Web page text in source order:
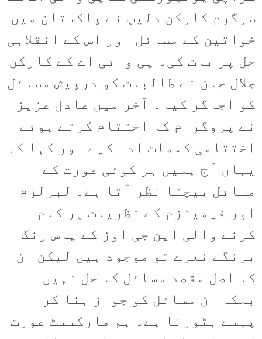
سرگرم کارکن دلیپ نے پاکستان میں
خواتین کے مسائل اور اس کے انقلابی
حل پر بات کی۔ پی وائی اے کے کارکن
جلال جان نے طالبات کو درپیش مسائل
کو اجاگر کیا۔ آخر میں عادل عزیز
نے پروگرام کا اختتام کرتے ہوئے
اختتامی کلمات ادا کیے اور کہا کہ
یہاں آج ہمیں ہر کوئی عورت کے
مسائل بیچتا نظر آتا ہے۔ لبرلزم
اور فیمینزم کے نظریات پر کام
کرنے والی این جی اوز کے پاس رنگ
برنگے نعرے تو موجود ہیں لیکن ان
کا اصل مقصد مسائل کا حل نہیں
بلکہ ان مسائل کو جواز بنا کر
پیسے بٹورنا ہے۔ ہم مارکسسٹ عورت